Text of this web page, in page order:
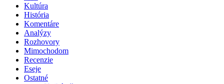
Kultúra
História
Komentáre
Analýzy
Rozhovory
Mimochodom
Recenzie
Eseje
Ostatné